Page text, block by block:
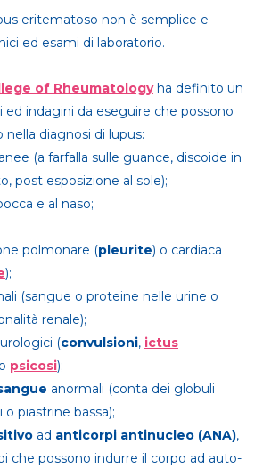
eritematoso non è semplice e
ed esami di laboratorio.
of Rheumatologyha definito un
ed indagini da eseguire che possono
diagnosi di lupus:
(a farfalla sulle guance, discoide in
post esposizione al sole);
e al naso;
polmonare (pleurite) o cardiaca
);
(sangue o proteine ​​nelle urine o
renale);
(convulsioni, ictus
o psicosi);
anormali (conta dei globuli
o piastrine bassa);
ad anticorpi antinucleo (ANA),
che possono indurre il corpo ad auto-